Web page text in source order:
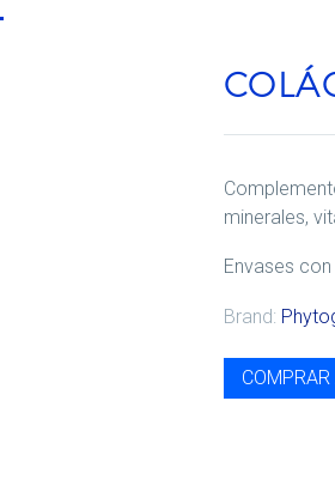
minerales,
Envases
Brand: